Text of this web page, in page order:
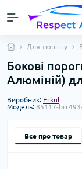
Для тюнінгу
Бокові
Алюміній)
Виробник: Erkul
Модель: 85117-
Все про товар